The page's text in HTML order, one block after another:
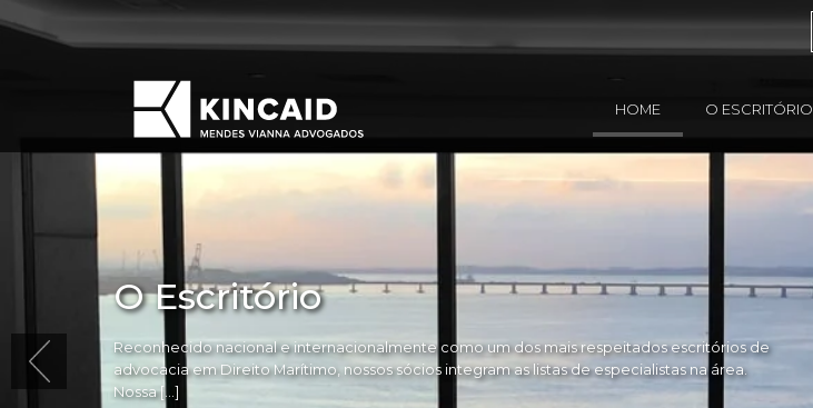
HOME O ESCRITÓRIO
O Escritório
Reconhecido nacional e internacionalmente como um dos mais respeitados escritórios de
advocacia em Direito Marítimo, nossos sócios integram as listas de especialistas na área.
Nossa […]